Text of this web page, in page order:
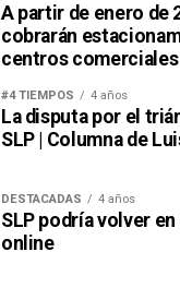
A partir de enero de
cobrarán
centros comerciales
#4 TIEMPOS 4 años
La disputa por el
SLP | Columna de
DESTACADAS 4 años
SLP podría volver
online